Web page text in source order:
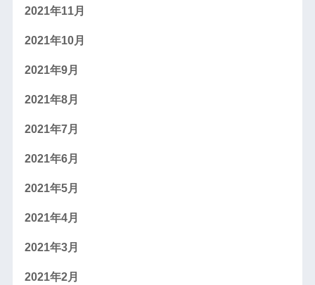
2021年11月
2021年10月
2021年9月
2021年8月
2021年7月
2021年6月
2021年5月
2021年4月
2021年3月
2021年2月